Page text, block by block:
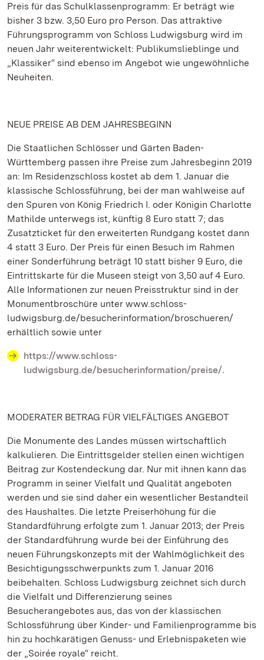
Preis für das Schulklassenprogramm: Er beträgt wie
bisher 3 bzw. 3,50 Euro pro Person. Das attraktive
Führungsprogramm von Schloss Ludwigsburg wird im
neuen Jahr weiterentwickelt: Publikumslieblinge und
„Klassiker“ sind ebenso im Angebot wie ungewöhnliche
Neuheiten.
NEUE PREISE AB DEM JAHRESBEGINN
Die Staatlichen Schlösser und Gärten Baden-
Württemberg passen ihre Preise zum Jahresbeginn 2019
an: Im Residenzschloss kostet ab dem 1. Januar die
klassische Schlossführung, bei der man wahlweise auf
den Spuren von König Friedrich I. oder Königin Charlotte
Mathilde unterwegs ist, künftig 8 Euro statt 7; das
Zusatzticket für den erweiterten Rundgang kostet dann
4 statt 3 Euro. Der Preis für einen Besuch im Rahmen
einer Sonderführung beträgt 10 statt bisher 9 Euro, die
Eintrittskarte für die Museen steigt von 3,50 auf 4 Euro.
Alle Informationen zur neuen Preisstruktur sind in der
Monumentbroschüre unter www.schloss-
ludwigsburg.de/besucherinformation/broschueren/
erhältlich sowie unter
https://www.schloss-
ludwigsburg.de/besucherinformation/preise/.
MODERATER BETRAG FÜR VIELFÄLTIGES ANGEBOT
Die Monumente des Landes müssen wirtschaftlich
kalkulieren. Die Eintrittsgelder stellen einen wichtigen
Beitrag zur Kostendeckung dar. Nur mit ihnen kann das
Programm in seiner Vielfalt und Qualität angeboten
werden und sie sind daher ein wesentlicher Bestandteil
des Haushaltes. Die letzte Preiserhöhung für die
Standardführung erfolgte zum 1. Januar 2013; der Preis
der Standardführung wurde bei der Einführung des
neuen Führungskonzepts mit der Wahlmöglichkeit des
Besichtigungsschwerpunkts zum 1. Januar 2016
beibehalten. Schloss Ludwigsburg zeichnet sich durch
die Vielfalt und Differenzierung seines
Besucherangebotes aus, das von der klassischen
Schlossführung über Kinder- und Familienprogramme bis
hin zu hochkarätigen Genuss- und Erlebnispaketen wie
der „Soirée royale“ reicht.